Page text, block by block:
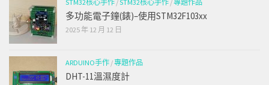
STM32核心手作 /STM32核心手作 /專題作品
多功能電子鐘(錶)–使用STM32F103xx
2025 年 12 月 12 日
ARDUINO手作 /專題作品
DHT-11溫濕度計